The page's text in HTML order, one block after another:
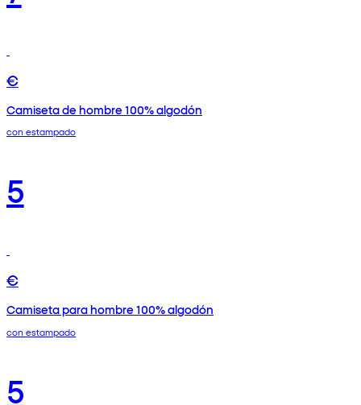
€
Camiseta de hombre 100% algodón
con estampado
5
€
Camiseta para hombre 100% algodón
con estampado
5